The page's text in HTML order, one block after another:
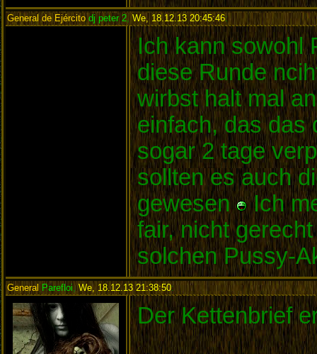
General de Ejércitodj peter 2 We, 18.12.13 20:45:46:
Ich kann sowohl
diese Runde
wirbst halt mal
einfach, das das
sogar 2 tage
sollten es auch
gewesen Ich
fair, nicht
solchen Pussy-
General Parefloi ,We, 18.12.13 21:38:50:
Der Kettenbrief